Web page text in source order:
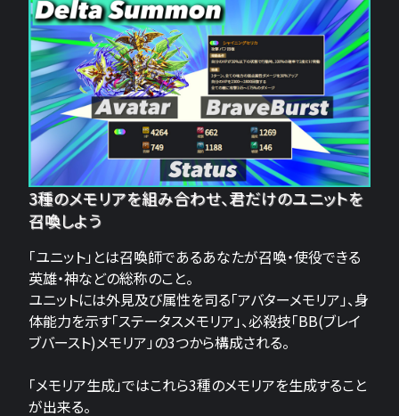
3種のメモリアを組み合わせ、君だけのユニットを
召喚しよう
「ユニット」とは召喚師であるあなたが召喚・使役できる
英雄・神などの総称のこと。
ユニットには外見及び属性を司る「アバターメモリア」、身
体能力を示す「ステータスメモリア」、必殺技「BB(ブレイ
ブバースト)メモリア」の3つから構成される。
「メモリア生成」ではこれら3種のメモリアを生成すること
が出来る。